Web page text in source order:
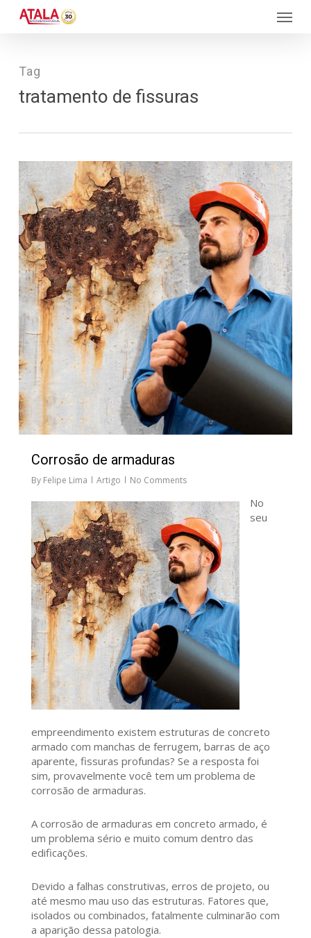
Menu
Tag
tratamento de fissuras
Corrosão de armaduras
By Felipe Lima Artigo No Comments
No
seu
empreendimento existem estruturas de concreto
armado com manchas de ferrugem, barras de aço
aparente, fissuras profundas? Se a resposta foi
sim, provavelmente você tem um problema de
corrosão de armaduras.
A corrosão de armaduras em concreto armado, é
um problema sério e muito comum dentro das
edificações.
Devido a falhas construtivas, erros de projeto, ou
até mesmo mau uso das estruturas. Fatores que,
isolados ou combinados, fatalmente culminarão com
a aparição dessa patologia.
3